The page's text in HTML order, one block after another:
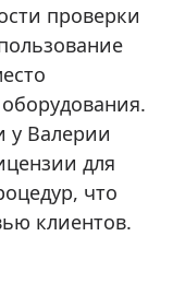
проверки
у Валерии
для
что
клиентов.